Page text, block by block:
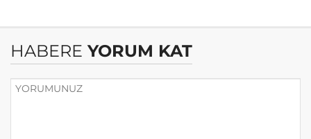
HABERE YORUM KAT